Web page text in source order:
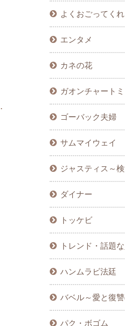
よくおごってく
エンタメ
カネの花
ガオンチャート
ゴーバック夫婦
サムマイウェイ
ジャスティス～
ダイナー
トッケビ
トレンド・話題な
ハンムラビ法廷
バベル～愛と復
パク・ボゴム